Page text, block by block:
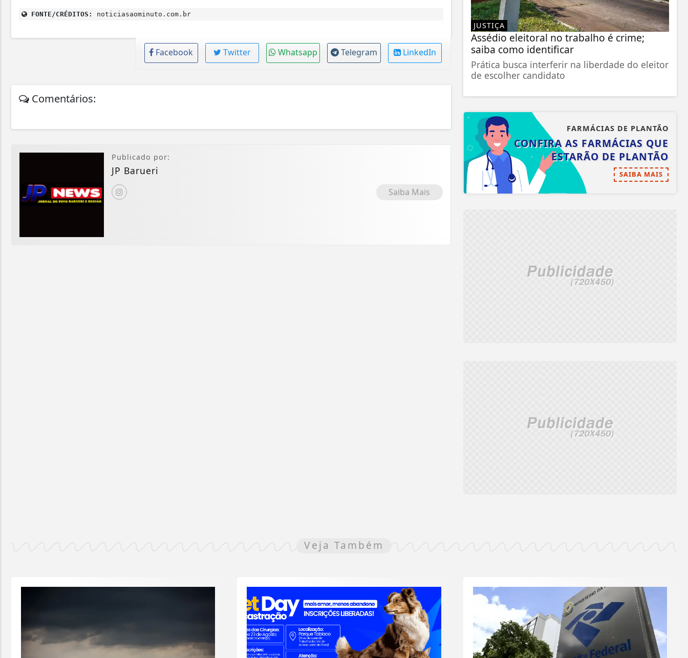
FONTE/CRÉDITOS: noticiasaominuto.com.br
Facebook Twitter Whatsapp Telegram LinkedIn
Comentários:
Publicado por:
JP Barueri
Saiba Mais
JUSTIÇA
Assédio eleitoral no trabalho é crime;
saiba como identificar
Prática busca interferir na liberdade do eleitor
de escolher candidato
FARMÁCIAS DE PLANTÃO
CONFIRA AS FARMÁCIAS QUE
ESTARÃO DE PLANTÃO
SAIBA MAIS
Veja Também